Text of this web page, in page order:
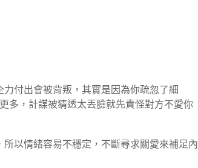
付出會被背叛，其實是因為你疏忽了細
多，計謀被猜透太丟臉就先責怪對方不愛你
以情緒容易不穩定，不斷尋求關愛來補足內